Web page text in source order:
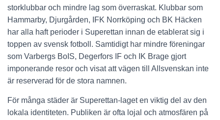
storklubbar och mindre lag som överraskat. Klubbar som
Hammarby, Djurgården, IFK Norrköping och BK Häcken
har alla haft perioder i Superettan innan de etablerat sig i
toppen av svensk fotboll. Samtidigt har mindre föreningar
som Varbergs BoIS, Degerfors IF och IK Brage gjort
imponerande resor och visat att vägen till Allsvenskan inte
är reserverad för de stora namnen.
För många städer är Superettan-laget en viktig del av den
lokala identiteten. Publiken är ofta lojal och atmosfären på